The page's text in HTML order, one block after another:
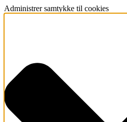
Administrer samtykke til cookies